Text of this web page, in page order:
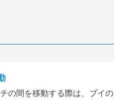
の間を移動する際は、ブイの